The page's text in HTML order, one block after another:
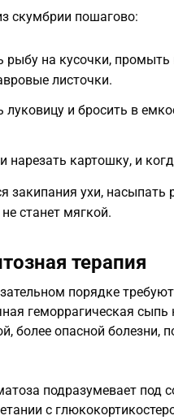
скумбрии пошагово:
рыбу на кусочки,
листочки.
луковицу и бросить в
нарезать картошку, и
закипания ухи, насыпать
станет мягкой.
терапия
порядке
геморрагическая сыпь
более опасной болезни,
подразумевает под
с